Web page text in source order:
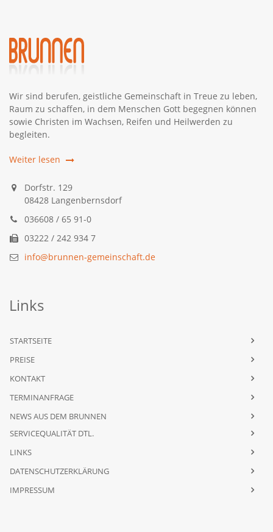
Wir sind berufen, geistliche Gemeinschaft in Treue zu leben,
Raum zu schaffen, in dem Menschen Gott begegnen können
sowie Christen im Wachsen, Reifen und Heilwerden zu
begleiten.
Weiter lesen
Dorfstr. 129
08428 Langenbernsdorf
036608 / 65 91-0
03222 / 242 934 7
info@brunnen-gemeinschaft.de
Links
STARTSEITE
PREISE
KONTAKT
TERMINANFRAGE
NEWS AUS DEM BRUNNEN
SERVICEQUALITÄT DTL.
LINKS
DATENSCHUTZERKLÄRUNG
IMPRESSUM